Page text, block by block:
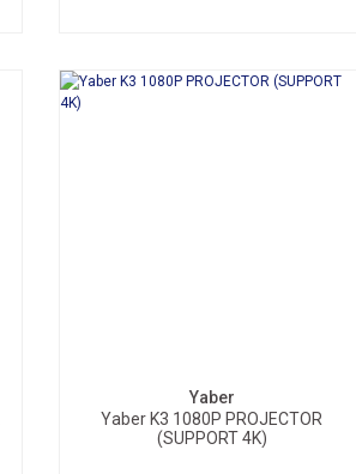
Yaber
Yaber K3 1080P PROJECTOR
(SUPPORT 4K)